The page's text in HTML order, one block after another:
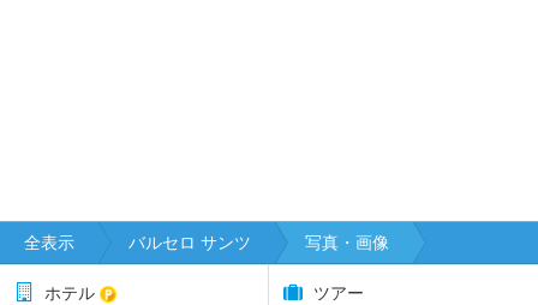
全表示 バルセロ サンツ 写真・画像
ホテル ツアー